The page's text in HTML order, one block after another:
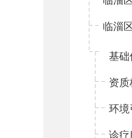
基础
资质
环境
诊疗